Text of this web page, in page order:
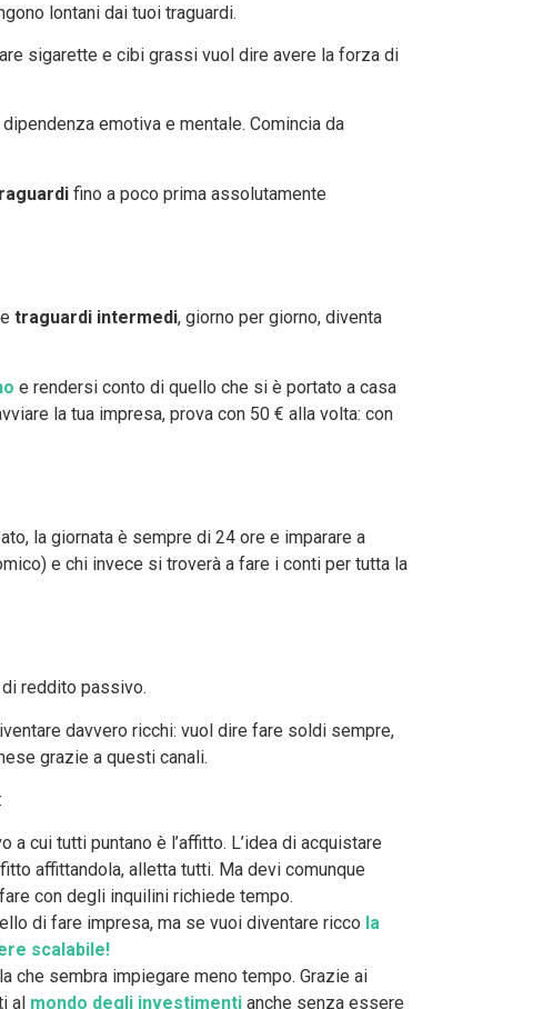
lontani dai tuoi traguardi.
sigarette e cibi grassi vuol dire avere la forza di
emotiva e mentale. Comincia da
fino a poco prima assolutamente
traguardi intermedi, giorno per giorno, diventa
e rendersi conto di quello che si è portato a casa
la tua impresa, prova con 50 € alla volta: con
la giornata è sempre di 24 ore e imparare a
e chi invece si troverà a fare i conti per tutta la
reddito passivo.
davvero ricchi: vuol dire fare soldi sempre,
grazie a questi canali.
cui tutti puntano è l’affitto. L’idea di acquistare
affittandola, alletta tutti. Ma devi comunque
con degli inquilini richiede tempo.
di fare impresa, ma se vuoi diventare ricco la
scalabile!
sembra impiegare meno tempo. Grazie ai
al mondo degli investimenti anche senza essere